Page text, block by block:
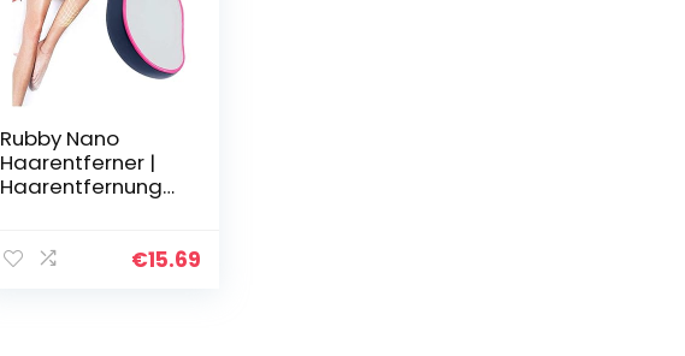
Rubby Nano
Haarentferner |
Haarentfernung
Schneiden | Haar
€15.69